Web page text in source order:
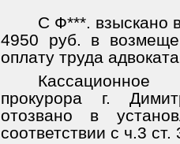
С Ф***. взыскано
4950 руб. в
оплату труда
Кассационное
прокурора г.
отозвано в
соответствии с ч.3